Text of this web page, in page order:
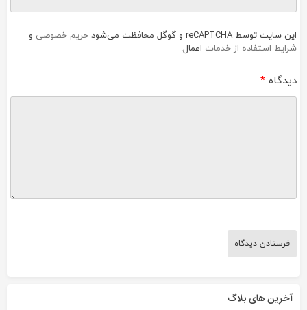
این سایت توسط reCAPTCHA و گوگل محافظت می‌شود حریم خصوصی و
شرایط استفاده از خدمات اعمال.
دیدگاه *
آخرین های بلاگ